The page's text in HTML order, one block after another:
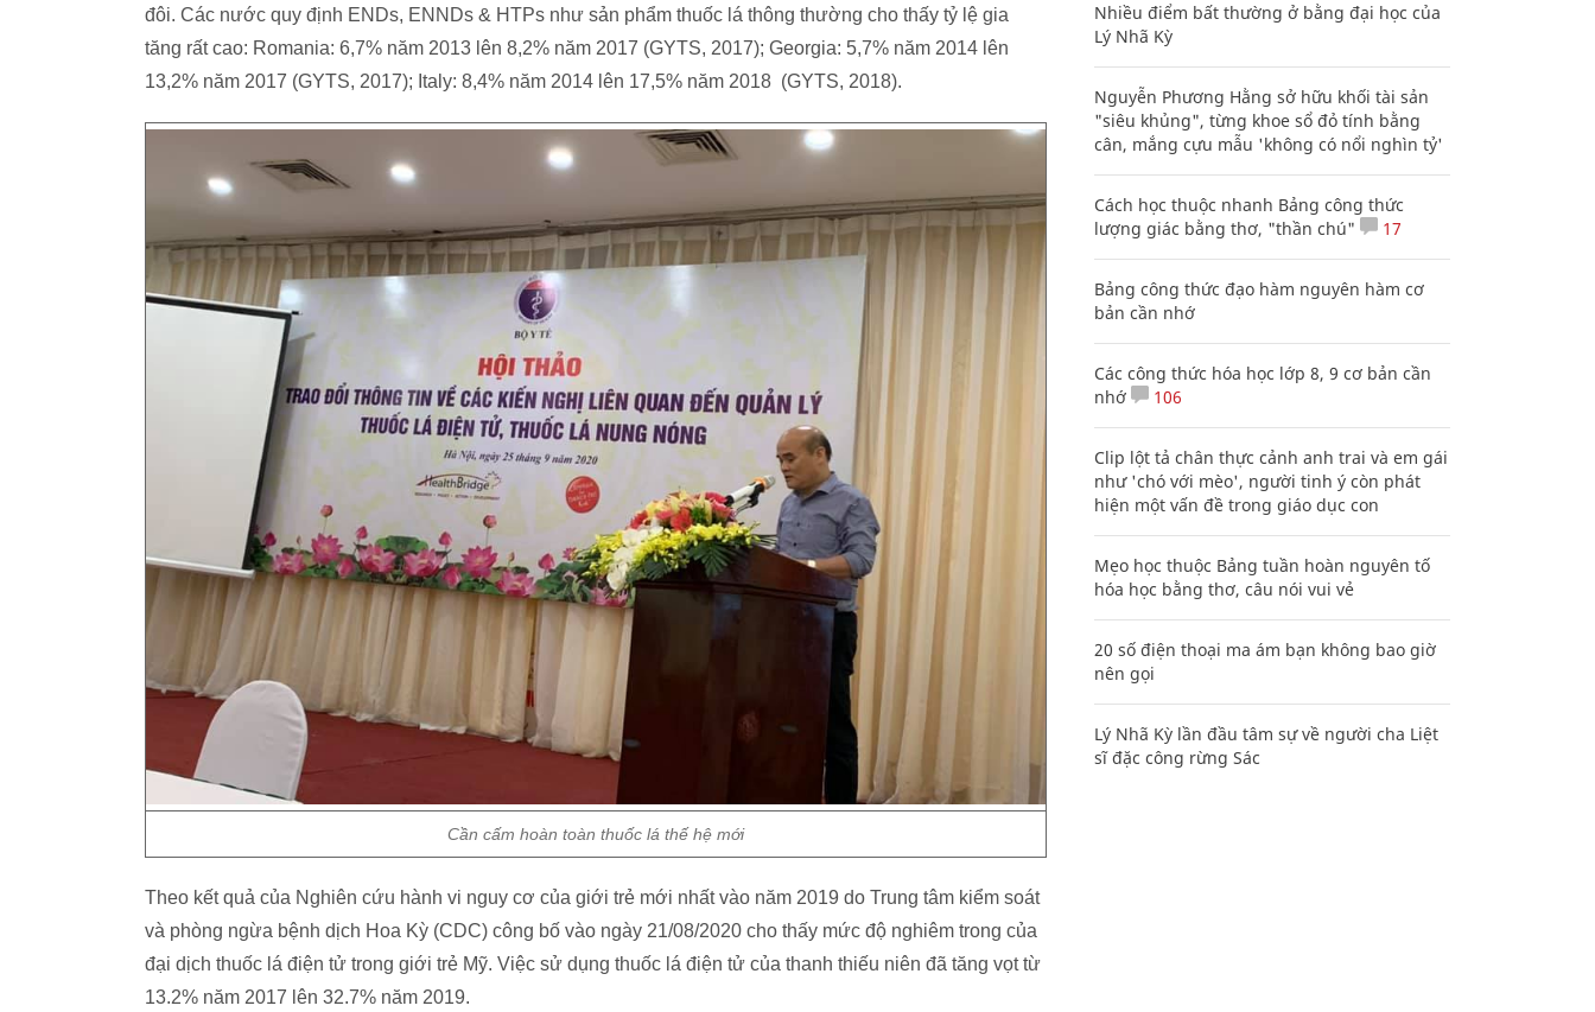
đôi. Các nước quy định ENDs, ENNDs & HTPs như sản phẩm thuốc lá thông thường cho thấy tỷ lệ gia
tăng rất cao: Romania: 6,7% năm 2013 lên 8,2% năm 2017 (GYTS, 2017); Georgia: 5,7% năm 2014 lên
13,2% năm 2017 (GYTS, 2017); Italy: 8,4% năm 2014 lên 17,5% năm 2018 (GYTS, 2018).
Cần cấm hoàn toàn thuốc lá thế hệ mới
Theo kết quả của Nghiên cứu hành vi nguy cơ của giới trẻ mới nhất vào năm 2019 do Trung tâm kiểm soát
và phòng ngừa bệnh dịch Hoa Kỳ (CDC) công bố vào ngày 21/08/2020 cho thấy mức độ nghiêm trong của
đại dịch thuốc lá điện tử trong giới trẻ Mỹ. Việc sử dụng thuốc lá điện tử của thanh thiếu niên đã tăng vọt từ
13.2% năm 2017 lên 32.7% năm 2019.
Nhiều điểm bất thường ở bằng đại học của
Lý Nhã Kỳ
Nguyễn Phương Hằng sở hữu khối tài sản
"siêu khủng", từng khoe sổ đỏ tính bằng
cân, mắng cựu mẫu 'không có nổi nghìn tỷ'
Cách học thuộc nhanh Bảng công thức
lượng giác bằng thơ, "thần chú"
17
Bảng công thức đạo hàm nguyên hàm cơ
bản cần nhớ
Các công thức hóa học lớp 8, 9 cơ bản cần
nhớ
106
Clip lột tả chân thực cảnh anh trai và em gái
như 'chó với mèo', người tinh ý còn phát
hiện một vấn đề trong giáo dục con
Mẹo học thuộc Bảng tuần hoàn nguyên tố
hóa học bằng thơ, câu nói vui vẻ
20 số điện thoại ma ám bạn không bao giờ
nên gọi
Lý Nhã Kỳ lần đầu tâm sự về người cha Liệt
sĩ đặc công rừng Sác